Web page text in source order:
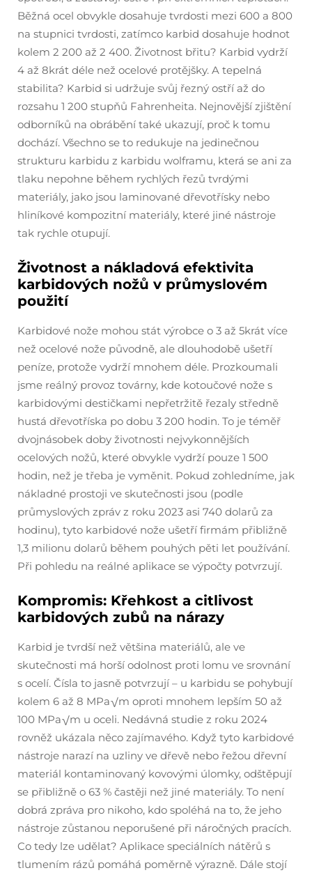
Běžná ocel obvykle dosahuje tvrdosti mezi 600 a 800
na stupnici tvrdosti, zatímco karbid dosahuje hodnot
kolem 2 200 až 2 400. Životnost břitu? Karbid vydrží
4 až 8krát déle než ocelové protějšky. A tepelná
stabilita? Karbid si udržuje svůj řezný ostří až do
rozsahu 1 200 stupňů Fahrenheita. Nejnovější zjištění
odborníků na obrábění také ukazují, proč k tomu
dochází. Všechno se to redukuje na jedinečnou
strukturu karbidu z karbidu wolframu, která se ani za
tlaku nepohne během rychlých řezů tvrdými
materiály, jako jsou laminované dřevotřísky nebo
hliníkové kompozitní materiály, které jiné nástroje
tak rychle otupují.
Životnost a nákladová efektivita
karbidových nožů v průmyslovém
použití
Karbidové nože mohou stát výrobce o 3 až 5krát více
než ocelové nože původně, ale dlouhodobě ušetří
peníze, protože vydrží mnohem déle. Prozkoumali
jsme reálný provoz továrny, kde kotoučové nože s
karbidovými destičkami nepřetržitě řezaly středně
hustá dřevotříska po dobu 3 200 hodin. To je téměř
dvojnásobek doby životnosti nejvykonnějších
ocelových nožů, které obvykle vydrží pouze 1 500
hodin, než je třeba je vyměnit. Pokud zohledníme, jak
nákladné prostoji ve skutečnosti jsou (podle
průmyslových zpráv z roku 2023 asi 740 dolarů za
hodinu), tyto karbidové nože ušetří firmám přibližně
1,3 milionu dolarů během pouhých pěti let používání.
Při pohledu na reálné aplikace se výpočty potvrzují.
Kompromis: Křehkost a citlivost
karbidových zubů na nárazy
Karbid je tvrdší než většina materiálů, ale ve
skutečnosti má horší odolnost proti lomu ve srovnání
s ocelí. Čísla to jasně potvrzují – u karbidu se pohybují
kolem 6 až 8 MPa√m oproti mnohem lepším 50 až
100 MPa√m u oceli. Nedávná studie z roku 2024
rovněž ukázala něco zajímavého. Když tyto karbidové
nástroje narazí na uzliny ve dřevě nebo řežou dřevní
materiál kontaminovaný kovovými úlomky, odštěpují
se přibližně o 63 % častěji než jiné materiály. To není
dobrá zpráva pro nikoho, kdo spoléhá na to, že jeho
nástroje zůstanou neporušené při náročných pracích.
Co tedy lze udělat? Aplikace speciálních nátěrů s
tlumením rázů pomáhá poměrně výrazně. Dále stojí